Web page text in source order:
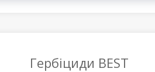
Гербіциди BEST